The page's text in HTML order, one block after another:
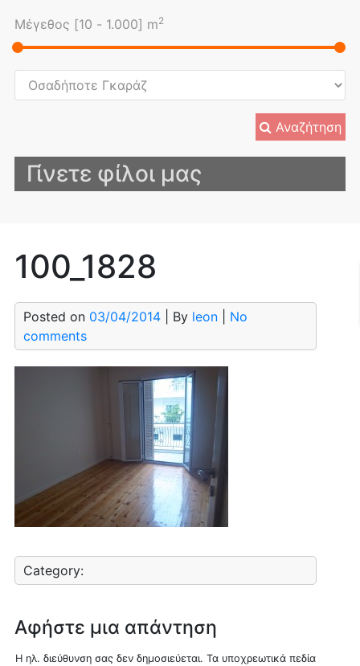
Μέγεθος [10 - 1.000] m2
Αναζήτηση
Γίνετε φίλοι μας
100_1828
Posted on 03/04/2014| By leon| No
comments
Category:
Αφήστε μια απάντηση
Η ηλ. διεύθυνση σας δεν δημοσιεύεται. Τα υποχρεωτικά πεδία